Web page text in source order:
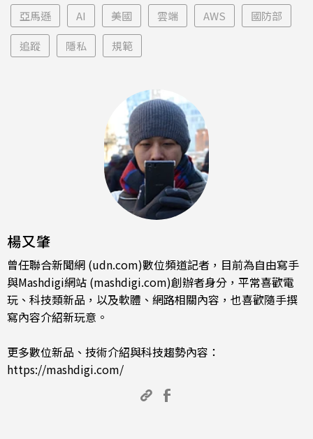
亞馬遜 AI 美國 雲端 AWS 國防部
追蹤 隱私 規範
楊又肇
曾任聯合新聞網 (udn.com)數位頻道記者，目前為自由寫手
與Mashdigi網站 (mashdigi.com)創辦者身分，平常喜歡電
玩、科技類新品，以及軟體、網路相關內容，也喜歡隨手撰
寫內容介紹新玩意。
更多數位新品、技術介紹與科技趨勢內容：
https://mashdigi.com/